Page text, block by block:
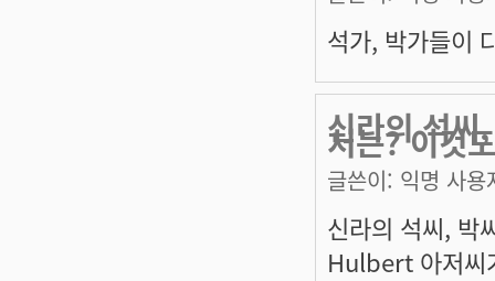
석가, 박가들이
신라의 석씨
처는? 이것
글쓴이: 익명 사용
신라의 석씨, 박
Hulbert 아저씨